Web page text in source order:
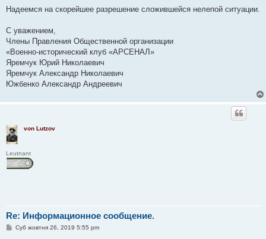
Надеемся на скорейшее разрешение сложившейся нелепой ситуации.
С уважением,
Члены Правления Общественной организации
«Военно-исторический клуб «АРСЕНАЛ»
Яремчук Юрий Николаевич
Яремчук Александр Николаевич
Южбенко Александр Андреевич
von Lutzov
Leutnant
Re: Информационное сообщение.
ПСуб жовтня 26, 2019 5:55 pm